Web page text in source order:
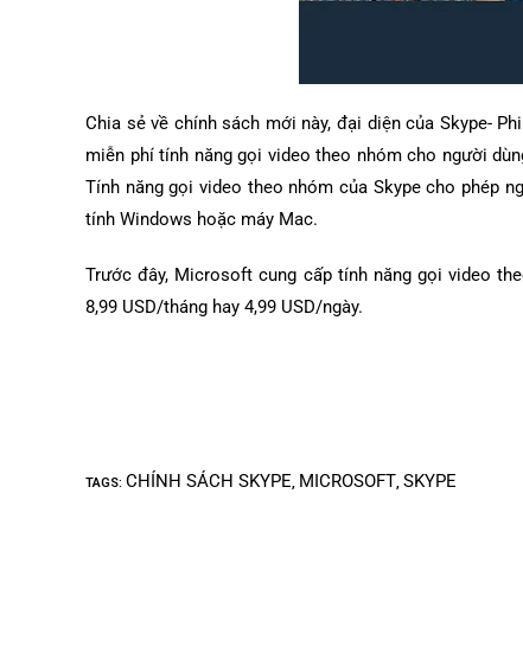
Chia sẻ về chính sách mới này, đại diện của Skype-
miễn phí tính năng gọi video theo nhóm cho người
Tính năng gọi video theo nhóm của Skype cho phép
tính Windows hoặc máy Mac.
Trước đây, Microsoft cung cấp tính năng gọi video
8,99 USD/tháng hay 4,99 USD/ngày.
TAGS: CHÍNH SÁCH SKYPE, MICROSOFT, SKYPE